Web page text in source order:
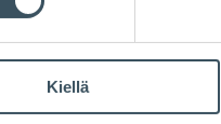
Kiellä
24 Mistä lisää